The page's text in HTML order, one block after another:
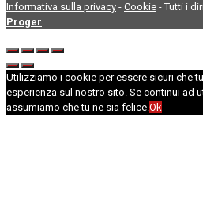
Informativa sulla privacy - Cookie - Tutti i
Proger
Utilizziamo i cookie per essere sicuri che
esperienza sul nostro sito. Se continui ad
assumiamo che tu ne sia felice.Ok